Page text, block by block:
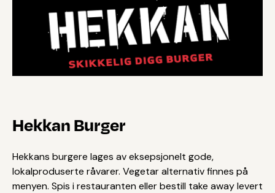
Hekkan Burger
Hekkans burgere lages av eksepsjonelt gode,
lokalproduserte råvarer. Vegetar alternativ finnes på
menyen. Spis i restauranten eller bestill take away levert